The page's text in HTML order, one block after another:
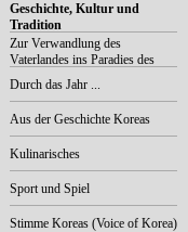
Geschichte, Kultur und
Tradition
Zur Verwandlung des
Vaterlandes ins Paradies des
Volkes
Durch das Jahr ...
Aus der Geschichte Koreas
Kulinarisches
Sport und Spiel
Stimme Koreas (Voice of Korea)